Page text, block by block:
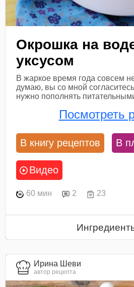
Окрошка на
уксусом
В жаркое время года совсем
думаю, вы со мной
нужно пополнять
Посмотреть
В книгу рецептов В
Видео
60 мин 2 23
Ирина Шеви
автор рецепта